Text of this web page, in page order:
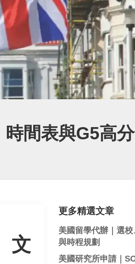
間表與G5高
文
更多精選文章
美國留學代辦｜選
與時程規劃
美國研究所申請｜